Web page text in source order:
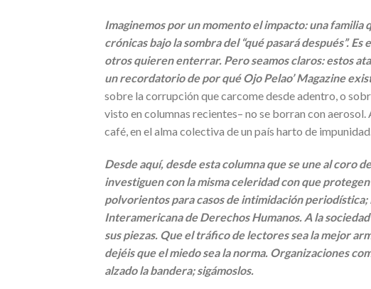
Imaginemos por un momento el impacto: una
crónicas bajo la sombra del “qué pasará después”.
otros quieren enterrar. Pero seamos claros: estos
un recordatorio de por qué Ojo Pelao’ Magazine
sobre la corrupción que carcome desde adentro, o
visto en columnas recientes– no se borran con
café, en el alma colectiva de un país harto de
Desde aquí, desde esta columna que se une al coro
investiguen con la misma celeridad con que
polvorientos para casos de intimidación periodística;
Interamericana de Derechos Humanos. A la
sus piezas. Que el tráfico de lectores sea la mejor
dejéis que el miedo sea la norma. Organizaciones
alzado la bandera; sigámoslos.